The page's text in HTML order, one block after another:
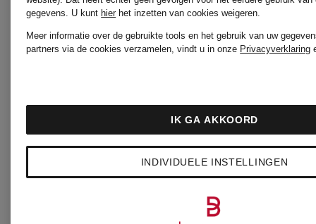
CERANO
LUNATICA
MILANO
ROBERT
SoSUE
gegevens. U kunt hierhet inzetten van cookies weigeren.
Meer informatie over de gebruikte tools en het gebruik van uw
partners via de cookies verzamelen, vindt u in onze Privacyverklaring
INDIVIDUELE INSTELLINGEN
IK GA AKKOORD